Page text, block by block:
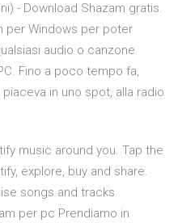
- Download Shazam gratis.
per Windows per poter
audio o canzone
Fino a poco tempo fa,
in uno spot, alla radio
music around you. Tap the
explore, buy and share.
songs and tracks
per pc Prendiamo in